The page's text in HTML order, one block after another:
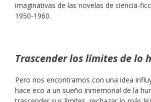
imaginativas de las novelas de ciencia-
1950-1960.
Trascender los límites de lo
Pero nos encontramos con una idea
hace eco a un sueño inmemorial de la